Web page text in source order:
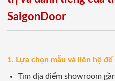
SaigonDoor
1. Lựa chọn mẫu và liên hệ
Tìm địa điểm showroom